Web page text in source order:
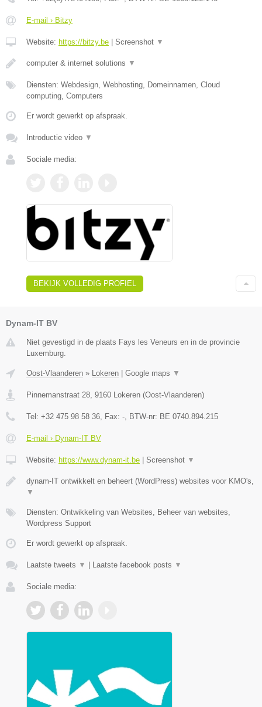
E-mail › Bitzy
Website: https://bitzy.be | Screenshot ▼
computer & internet solutions ▼
Diensten: Webdesign, Webhosting, Domeinnamen, Cloud
computing, Computers
Er wordt gewerkt op afspraak.
Introductie video ▼
Sociale media:
BEKIJK VOLLEDIG PROFIEL
Dynam-IT BV
Niet gevestigd in de plaats Fays les Veneurs en in de provincie
Luxemburg.
Oost-Vlaanderen » Lokeren Google maps ▼
Pinnemanstraat 28 9160 Lokeren (Oost-Vlaanderen)
Tel: +32 475 98 58 36 , Fax: - , BTW-nr: BE 0740.894.215
E-mail › Dynam-IT BV
Website: https://www.dynam-it.be Screenshot ▼
dynam-IT ontwikkelt en beheert (WordPress) websites voor KMO's,
▼
Diensten: Ontwikkeling van Websites, Beheer van websites,
Wordpress Support
Er wordt gewerkt op afspraak.
Laatste tweets ▼ Laatste facebook posts ▼
Sociale media: